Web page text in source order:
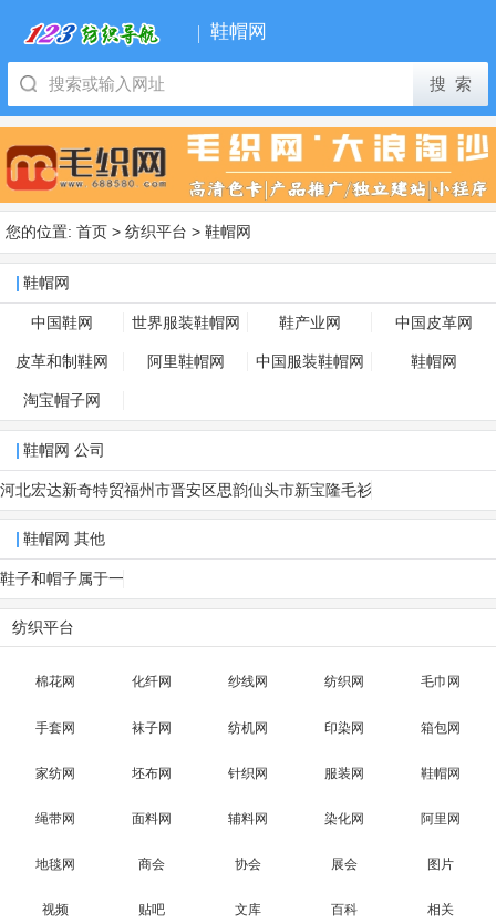
鞋帽网
您的位置: 首页 > 纺织平台 > 鞋帽网
鞋帽网
中国鞋网 世界服装鞋帽网 鞋产业网 中国皮革网
皮革和制鞋网 阿里鞋帽网 中国服装鞋帽网 鞋帽网
淘宝帽子网
鞋帽网 公司
河北宏达新奇特贸
易有限公司
福州市晋安区思韵仙头市新宝隆毛衫
鞋帽网 其他
鞋子和帽子属于一
类吗?
纺织平台
棉花网 化纤网 纱线网 纺织网 毛巾网
手套网 袜子网 纺机网 印染网 箱包网
家纺网 坯布网 针织网 服装网 鞋帽网
绳带网 面料网 辅料网 染化网 阿里网
地毯网 商会 协会 展会 图片
视频 贴吧 文库 百科 相关